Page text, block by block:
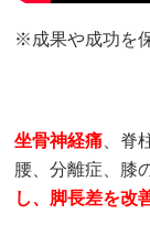
※成果や成功を
坐骨神経痛 、脊
腰、分離症、膝
し、脚長差を改